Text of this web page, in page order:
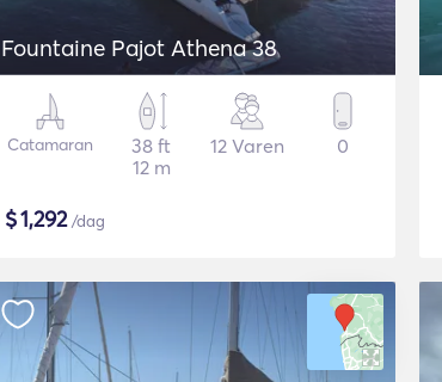
Fountaine Pajot Athena 38
Catamaran
38 ft
12 m
12 Varen 0
$1,292/dag